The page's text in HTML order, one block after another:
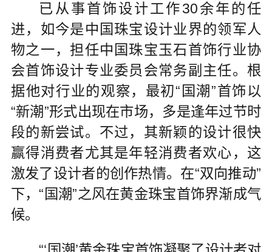
已从事首饰设计工作30余年的任
进，如今是中国珠宝设计业界的领军人
物之一，担任中国珠宝玉石首饰行业协
会首饰设计专业委员会常务副主任。根
据他对行业的观察，最初“国潮”首饰以
“新潮”形式出现在市场，多是逢年过节时
段的新尝试。不过，其新颖的设计很快
赢得消费者尤其是年轻消费者欢心，这
激发了设计者的创作热情。在“双向推动”
下，“国潮”之风在黄金珠宝首饰界渐成气
候。